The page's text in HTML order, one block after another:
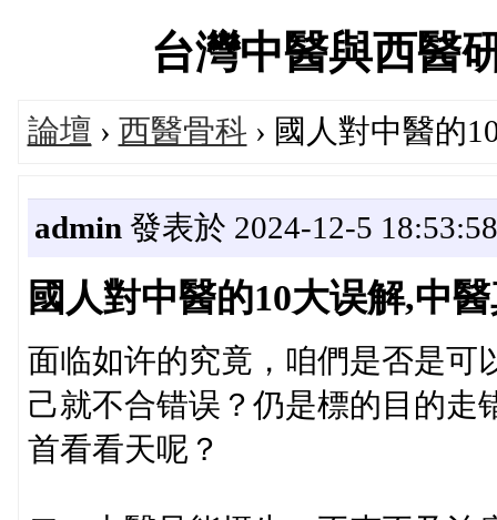
台灣中醫與西醫
論壇 › 西醫骨科 › 國人對中醫的
admin 發表於 2024-12-5 18:53:58
國人對中醫的10大误解,中
面临如许的究竟，咱們是否是可
己就不合错误？仍是標的目的走
首看看天呢？